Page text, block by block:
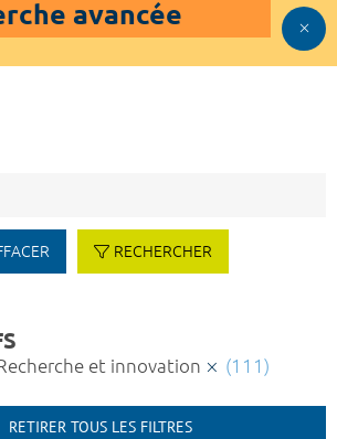
avancée
RECHERCHER
et innovation (111)
RETIRER TOUS LES FILTRES